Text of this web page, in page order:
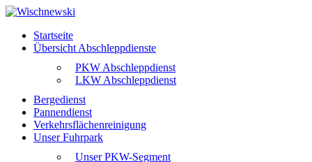
Startseite
Übersicht Abschleppdienste
PKW Abschleppdienst
LKW Abschleppdienst
Bergedienst
Pannendienst
Verkehrsflächenreinigung
Unser Fuhrpark
Unser PKW-Segment